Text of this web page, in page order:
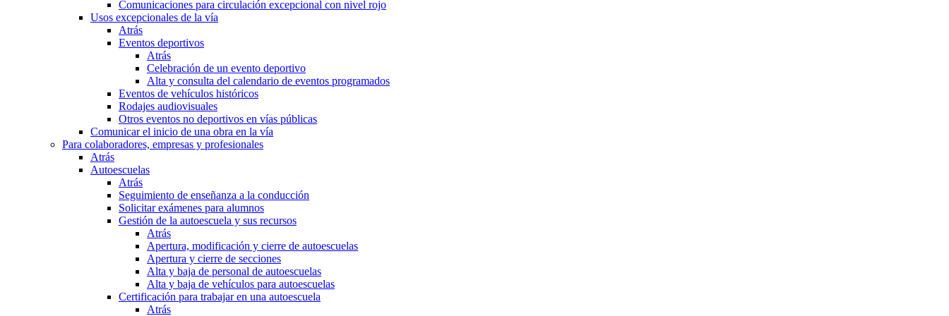
Comunicaciones para circulación excepcional con nivel rojo
Usos excepcionales de la vía
Atrás
Eventos deportivos
Atrás
Celebración de un evento deportivo
Alta y consulta del calendario de eventos programados
Eventos de vehículos históricos
Rodajes audiovisuales
Otros eventos no deportivos en vías públicas
Comunicar el inicio de una obra en la vía
Para colaboradores, empresas y profesionales
Atrás
Autoescuelas
Atrás
Seguimiento de enseñanza a la conducción
Solicitar exámenes para alumnos
Gestión de la autoescuela y sus recursos
Atrás
Apertura, modificación y cierre de autoescuelas
Apertura y cierre de secciones
Alta y baja de personal de autoescuelas
Alta y baja de vehículos para autoescuelas
Certificación para trabajar en una autoescuela
Atrás